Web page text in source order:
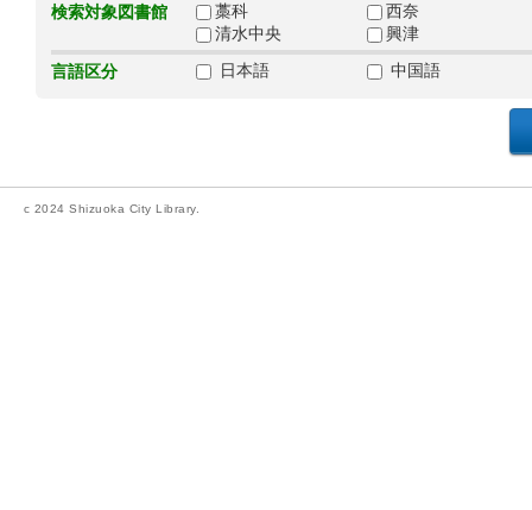
検索対象図書館
藁科
西奈
清水中央
興津
言語区分
日本語 中国語
c 2024 Shizuoka City Library.